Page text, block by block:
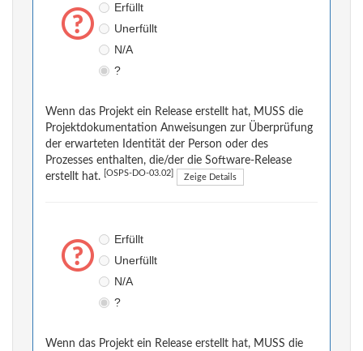
Erfüllt
Unerfüllt
N/A
?
Wenn das Projekt ein Release erstellt hat, MUSS die
Projektdokumentation Anweisungen zur Überprüfung
der erwarteten Identität der Person oder des
Prozesses enthalten, die/der die Software-Release
erstellt hat.
[OSPS-DO-03.02] Zeige Details
Erfüllt
Unerfüllt
N/A
?
Wenn das Projekt ein Release erstellt hat, MUSS die